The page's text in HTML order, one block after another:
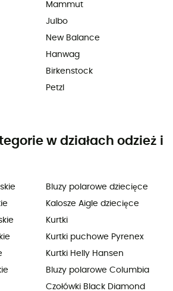
Mammut
Julbo
New Balance
Hanwag
Birkenstock
Petzl
w działach odzież i
Bluzy polarowe dziecięce
Kalosze Aigle dziecięce
Kurtki
Kurtki puchowe Pyrenex
Kurtki Helly Hansen
Bluzy polarowe Columbia
Czołówki Black Diamond